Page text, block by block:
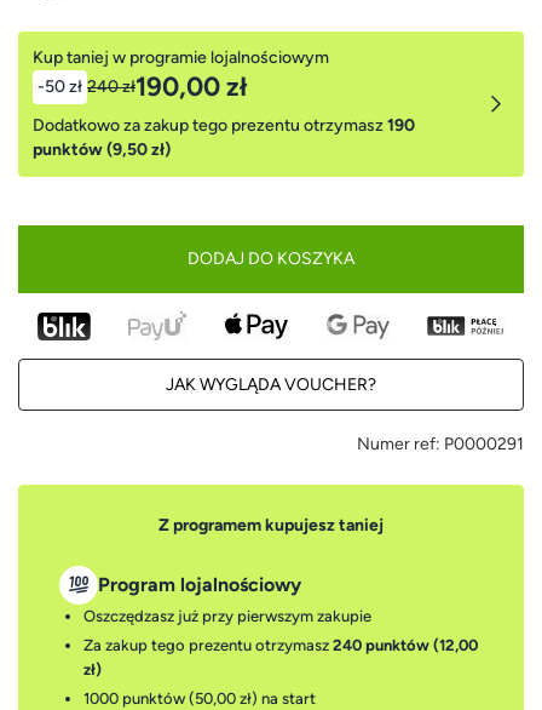
Kup taniej w programie lojalnościowym
-50 zł 240 zł190,00 zł
Dodatkowo za zakup tego prezentu otrzymasz190
punktów (9,50 zł)
DODAJ DO KOSZYKA
JAK WYGLĄDA VOUCHER?
Numer ref: P0000291
Z programem kupujesz taniej
Program lojalnościowy
Oszczędzasz już przy pierwszym zakupie
Za zakup tego prezentu otrzymasz 240 punktów (12,00
zł)
1000 punktów (50,00 zł) na start